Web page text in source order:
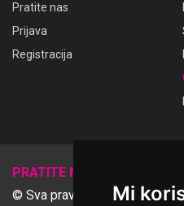
Mi
Pratite nas
Prijava
Registracija
PRATITE NAS
© Sva prava pridržana